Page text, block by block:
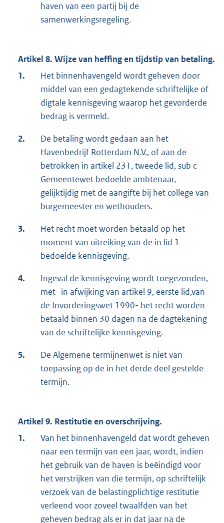
haven van een partij bij de
samenwerkingsregeling.
Artikel 8. Wijze van heffing en tijdstip van betaling.
1.
Het binnenhavengeld wordt geheven door
middel van een gedagtekende schriftelijke of
digtale kennisgeving waarop het gevorderde
bedrag is vermeld.
2.
De betaling wordt gedaan aan het
Havenbedrijf Rotterdam N.V., of aan de
betrokken in artikel 231, tweede lid, sub c
Gemeentewet bedoelde ambtenaar,
gelijktijdig met de aangifte bij het college van
burgemeester en wethouders.
3.
Het recht moet worden betaald op het
moment van uitreiking van de in lid 1
bedoelde kennisgeving.
4.
Ingeval de kennisgeving wordt toegezonden,
met -in afwijking van artikel 9, eerste lid,van
de Invorderingswet 1990- het recht worden
betaald binnen 30 dagen na de dagtekening
van de schriftelijke kennisgeving.
5.
De Algemene termijnenwet is niet van
toepassing op de in het derde deel gestelde
termijn.
Artikel 9. Restitutie en overschrijving.
1.
Van het binnenhavengeld dat wordt geheven
naar een termijn van een jaar, wordt, indien
het gebruik van de haven is beëindigd voor
het verstrijken van die termijn, op schriftelijk
verzoek van de belastingplichtige restitutie
verleend voor zoveel twaalfden van het
geheven bedrag als er in dat jaar na de